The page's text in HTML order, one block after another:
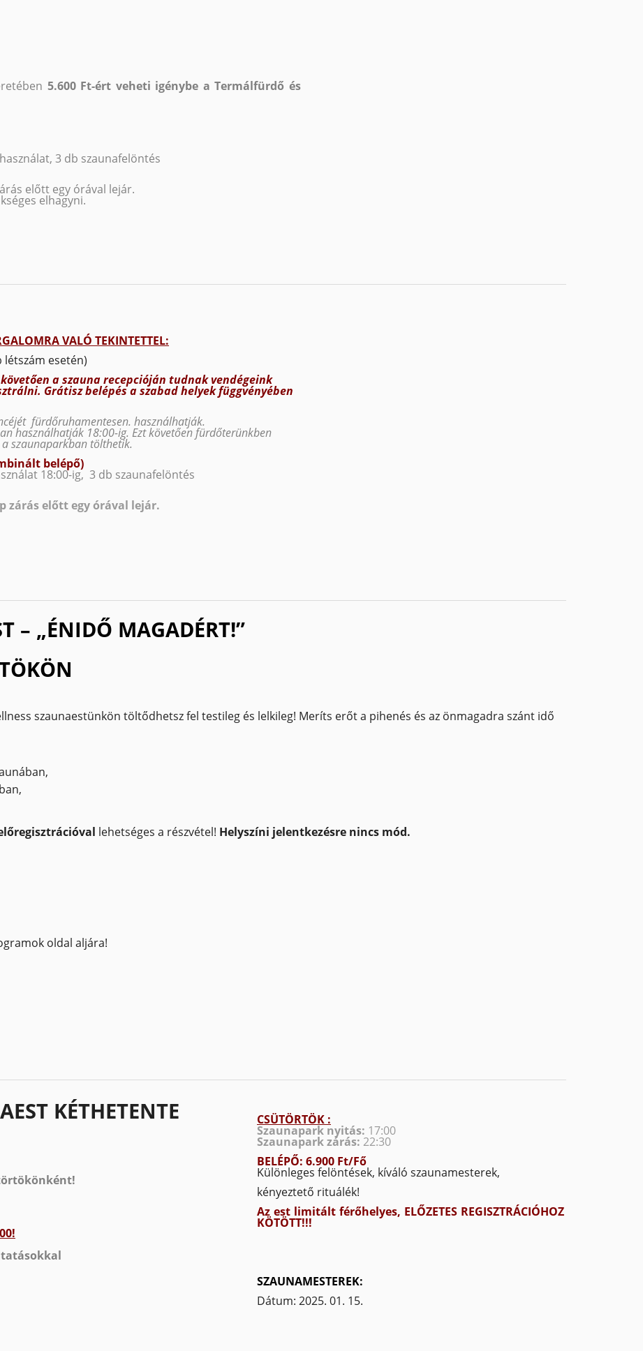
5.600 Ft-ért veheti igénybe a Termálfürdő és
3 db szaunafelöntés
előtt egy órával lejár.
elhagyni.
VALÓ TEKINTETTEL:
létszám esetén)
a szauna recepcióján tudnak vendégeink
Grátisz belépés a szabad helyek függvényében
fürdőruhamentesen. használhatják.
használhatják 18:00-ig. Ezt követően fürdőterünkben
szaunaparkban tölthetik.
belépő)
18:00-ig, 3 db szaunafelöntés
zárás előtt egy órával lejár.
– „ÉNIDŐ MAGADÉRT!”
szaunaestünkön töltődhetsz fel testileg és lelkileg! Meríts erőt a pihenés és az önmagadra szánt idő
lehetséges a részvétel! Helyszíni jelentkezésre nincs mód.
oldal aljára!
KÉTHETENTE
CSÜTÖRTÖK :
Szaunapark nyitás: 17:00
Szaunapark zárás: 22:30
BELÉPŐ: 6.900 Ft/Fő
Különleges felöntések, kíváló szaunamesterek,
kényeztető rituálék!
Az est limitált férőhelyes, ELŐZETES REGISZTRÁCIÓHOZ
KÖTÖTT!!!
SZAUNAMESTEREK:
Dátum: 2025. 01. 15.